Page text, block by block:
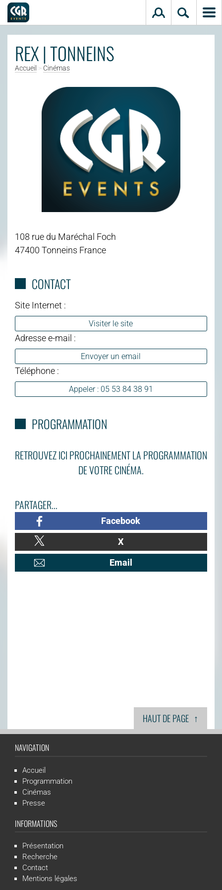
REX | TONNEINS
Accueil > Cinémas
108 rue du Maréchal Foch
47400 Tonneins France
CONTACT
Site Internet :
Visiter le site
Adresse e-mail :
Envoyer un email
Téléphone :
Appeler : 05 53 84 38 91
PROGRAMMATION
RETROUVEZ ICI PROCHAINEMENT LA PROGRAMMATION
DE VOTRE CINÉMA.
PARTAGER...
Facebook
X
Email
HAUT DE PAGE ↑
NAVIGATION
Accueil
Programmation
Cinémas
Presse
INFORMATIONS
Présentation
Recherche
Contact
Mentions légales